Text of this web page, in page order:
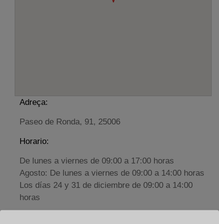
Adreça:
Paseo de Ronda, 91, 25006
Horario:
De lunes a viernes de 09:00 a 17:00 horas
Agosto: De lunes a viernes de 09:00 a 14:00 horas
Los días 24 y 31 de diciembre de 09:00 a 14:00
horas